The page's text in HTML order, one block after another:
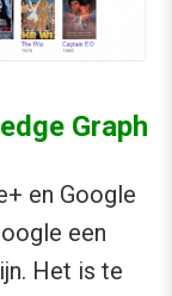
Graph
en Google
een
Het is te